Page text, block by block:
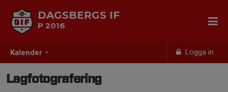
Kalender Logga in
DAGSBERGS IF
P 2016
Lagfotografering